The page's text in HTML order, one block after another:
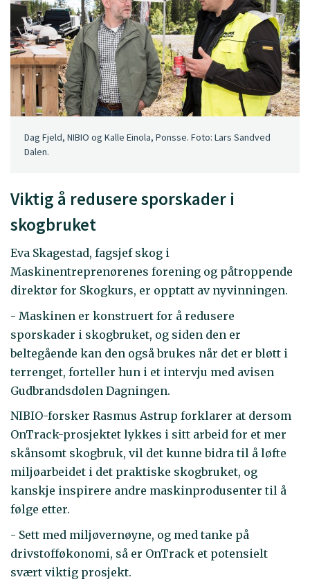
Dag Fjeld, NIBIO og Kalle Einola, Ponsse. Foto: Lars Sandved
Dalen.
Viktig å redusere sporskader i
skogbruket
Eva Skagestad, fagsjef skog i
Maskinentreprenørenes forening og påtroppende
direktør for Skogkurs, er opptatt av nyvinningen.
- Maskinen er konstruert for å redusere
sporskader i skogbruket, og siden den er
beltegående kan den også brukes når det er bløtt i
terrenget, forteller hun i et intervju med avisen
Gudbrandsdølen Dagningen.
NIBIO-forsker Rasmus Astrup forklarer at dersom
OnTrack-prosjektet lykkes i sitt arbeid for et mer
skånsomt skogbruk, vil det kunne bidra til å løfte
miljøarbeidet i det praktiske skogbruket, og
kanskje inspirere andre maskinprodusenter til å
følge etter.
- Sett med miljøvernøyne, og med tanke på
drivstofføkonomi, så er OnTrack et potensielt
svært viktig prosjekt.